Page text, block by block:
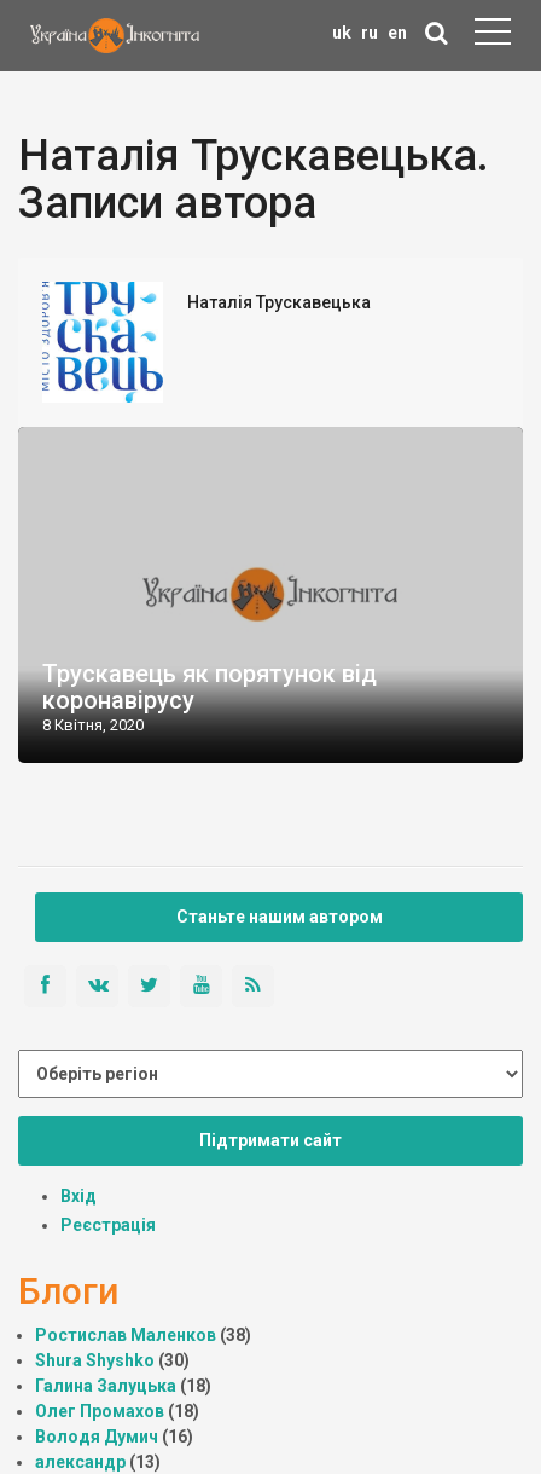
uk ru en
Наталія Трускавецька.
Записи автора
Наталія Трускавецька
Трускавець як порятунок від
коронавірусу
8 Квітня, 2020
Станьте нашим автором
Підтримати сайт
Вхід
Реєстрація
Блоги
Ростислав Маленков (38)
Shura Shyshko (30)
Галина Залуцька (18)
Олег Промахов (18)
Володя Думич (16)
александр (13)